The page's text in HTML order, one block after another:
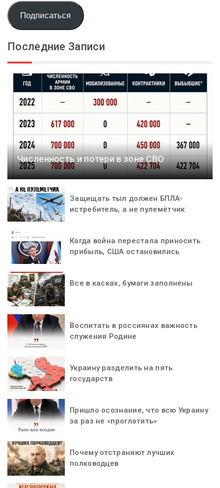
Подписаться
Последние Записи
Численность и потери в зоне СВО
Защищать тыл должен БПЛА-
истребитель, а не пулемётчик
Когда война перестала приносить
прибыль, США остановились
Все в касках, бумаги заполнены
Воспитать в россиянах важность
служения Родине
Украину разделить на пять
государств
Пришло осознание, что всю Украину
за раз не «проглотить»
Почему отстраняют лучших
полководцев